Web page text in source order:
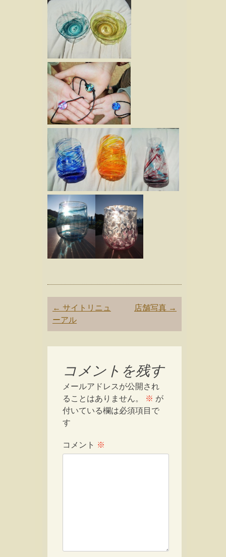
Post
navigation
← サイトリニュ
ーアル
店舗写真 →
コメントを残す
メールアドレスが公開され
ることはありません。
※ が
付いている欄は必須項目で
す
コメント ※